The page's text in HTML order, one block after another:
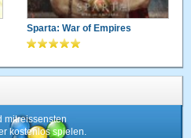
Sparta: War of Empires
mitreissensten
kostenlos spielen.